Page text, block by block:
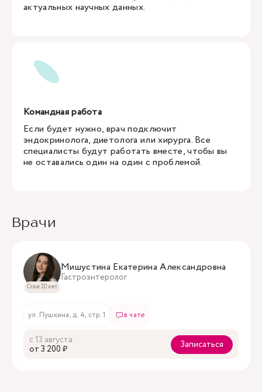
актуальных научных данных.
Командная работа
Если будет нужно, врач подключит
эндокринолога, диетолога или хирурга. Все
специалисты будут работать вместе, чтобы вы
не оставались один на один с проблемой.
Врачи
Стаж 20 лет
Мишустина Екатерина Александровна
Гастроэнтеролог
ул. Пушкина, д. 4, стр. 1 в чате
с 13 августа
oт 3 200 ₽
Записаться